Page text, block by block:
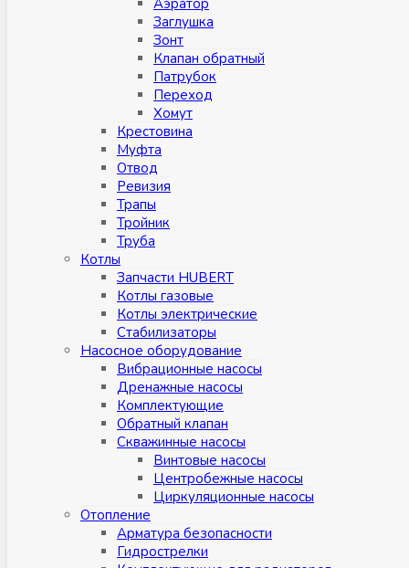
Заглушкa
Зонт
Клапан обратный
Патрубок
Переход
Хомут
Крестовина
Муфтa
Отвод
Ревизия
Трапы
Тройник
Труба
Котлы
Запчасти HUBERT
Котлы газовые
Котлы электрические
Стабилизаторы
Насосное оборудование
Вибрационные насосы
Дренажные насосы
Комплектующие
Обратный клапан
Скважинные насосы
Винтовые насосы
Центробежные насосы
Циркуляционные насосы
Отопление
Арматура безопасности
Гидрострелки